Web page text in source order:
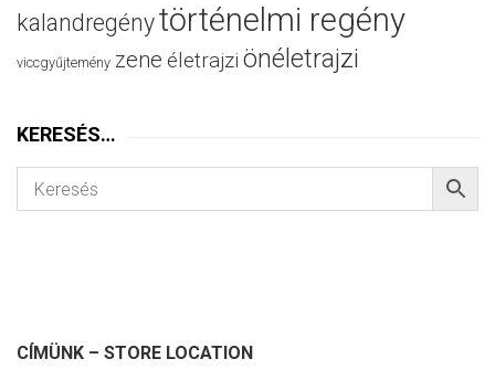
kalandregénytörténelmi regény
viccgyűjtemény zene életrajzi önéletrajzi
KERESÉS…
CÍMÜNK – STORE LOCATION